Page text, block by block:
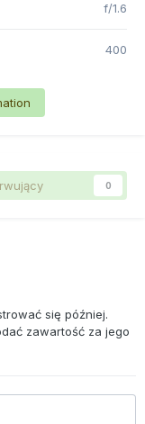
f/1.6
400
0
się później.
zawartość za jego